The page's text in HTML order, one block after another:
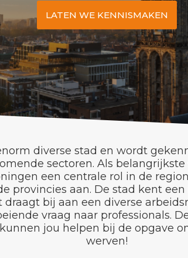
LATEN WE KENNISMAKEN
diverse stad en wordt
sectoren. Als
een centrale rol in de
provincies aan. De stad kent
bij aan een diverse
vraag naar professionals.
jou helpen bij de opgave
werven!